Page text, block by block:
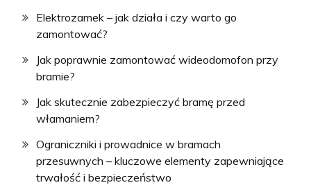
Elektrozamek – jak działa i czy warto go
zamontować?
Jak poprawnie zamontować wideodomofon przy
bramie?
Jak skutecznie zabezpieczyć bramę przed
włamaniem?
Ograniczniki i prowadnice w bramach
przesuwnych – kluczowe elementy zapewniające
trwałość i bezpieczeństwo